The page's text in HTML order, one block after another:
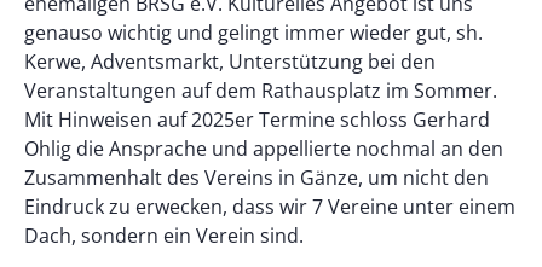
genauso wichtig und gelingt immer wieder gut, sh.
Kerwe, Adventsmarkt, Unterstützung bei den
Veranstaltungen auf dem Rathausplatz im Sommer.
Mit Hinweisen auf 2025er Termine schloss Gerhard
Ohlig die Ansprache und appellierte nochmal an den
Zusammenhalt des Vereins in Gänze, um nicht den
Eindruck zu erwecken, dass wir 7 Vereine unter einem
Dach, sondern ein Verein sind.